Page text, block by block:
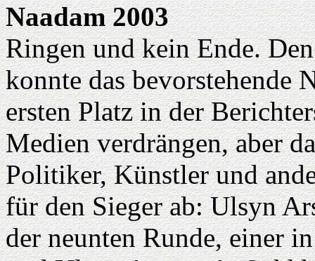
Naadam 2003
Ringen und kein Ende.
konnte das bevorstehende
ersten Platz in der
Medien verdrängen, aber
Politiker, Künstler und
für den Sieger ab: Ulsyn
der neunten Runde, einer